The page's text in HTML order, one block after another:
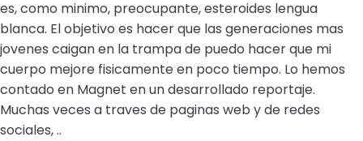
es, como minimo, preocupante, esteroides lengua
blanca. El objetivo es hacer que las generaciones mas
jovenes caigan en la trampa de puedo hacer que mi
cuerpo mejore fisicamente en poco tiempo. Lo hemos
contado en Magnet en un desarrollado reportaje.
Muchas veces a traves de paginas web y de redes
sociales, ..